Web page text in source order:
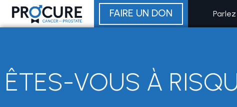
Aller
contenu
FAIRE UN DON
ÊTES-VOUS À